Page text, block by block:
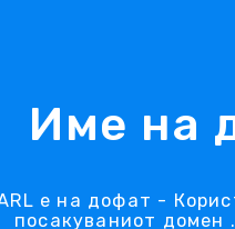
Име на
е на дофат -
посакуваниот домен